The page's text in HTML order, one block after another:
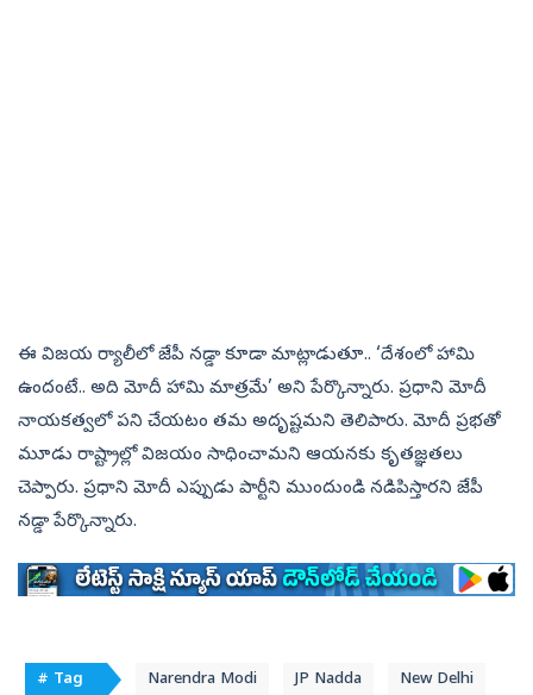
ఈ విజయ ర్యాలీలో జేపీ నడ్డా కూడా మాట్లాడుతూ.. ‘దేశంలో హామి
ఉందంటే.. అది మోదీ హామి మాత్రమే’ అని పేర్కొన్నారు. ప్రధాని మోదీ
నాయకత్వలో పని చేయటం తమ అదృష్టమని తెలిపారు. మోదీ ప్రభతో
మూడు రాష్ట్రాల్లో విజయం సాధించామని ఆయనకు కృతజ్ఞతలు
చెప్పారు. ప్రధాని మోదీ ఎప్పుడు పార్టీని ముందుండి నడిపిస్తారని జేపీ
నడ్డా పేర్కొన్నారు.
# Tag Narendra Modi JP Nadda New Delhi